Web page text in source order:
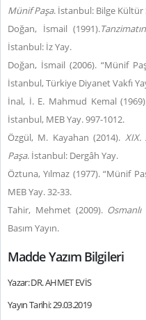
Münif Paşa. İstanbul: Bilge Kültür
Doğan, İsmail (1991).
İstanbul: İz Yay.
Doğan, İsmail (2006). “Münif
İstanbul, Türkiye Diyanet Vakfı
İnal, İ. E. Mahmud Kemal
İstanbul, MEB Yay. 997-1012.
Özgül, M. Kayahan (2014). XIX.
Paşa. İstanbul: Dergâh Yay.
Öztuna, Yılmaz (1977). “Münif
MEB Yay. 32-33.
Tahir, Mehmet (2009).
Basım Yayın.
Madde Yazım Bilgileri
Yazar: DR. AHMET EVİS
Yayın Tarihi: 29.03.2019